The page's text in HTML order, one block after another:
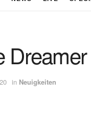
in Neuigkeiten